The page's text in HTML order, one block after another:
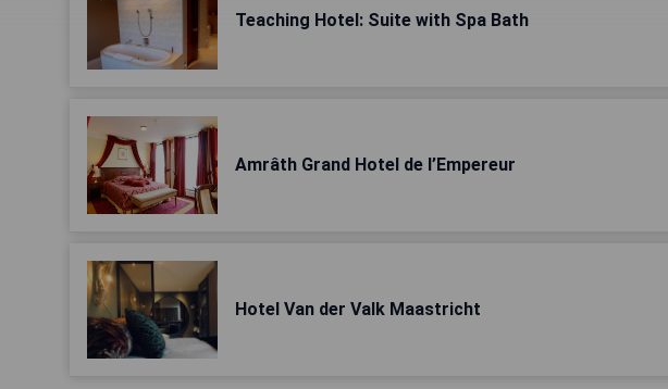
Teaching Hotel: Suite with Spa Bath
Amrâth Grand Hotel de l’Empereur
Hotel Van der Valk Maastricht